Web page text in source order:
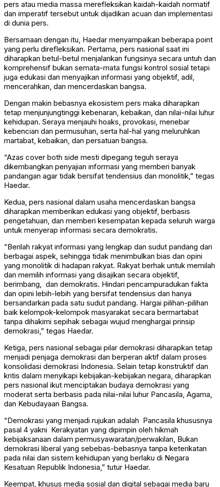
pers atau media massa merefleksikan kaidah-kaidah normatif
dan imperatif tersebut untuk dijadikan acuan dan implementasi
di dunia pers.
Bersamaan dengan itu, Haedar menyampaikan beberapa point
yang perlu direfleksikan. Pertama, pers nasional saat ini
diharapkan betul-betul menjalankan fungsinya secara untuh dan
komprehensif bukan semata-mata fungsi kontrol sosial tetapi
juga edukasi dan menyajikan informasi yang objektif, adil,
mencerahkan, dan mencerdaskan bangsa.
Dengan makin bebasnya ekosistem pers maka diharapkan
tetap menjunjungtinggi kebenaran, kebaikan, dan nilai-nilai luhur
kehidupan. Seraya menjauhi hoaks, provokasi, menebar
kebencian dan permusuhan, serta hal-hal yang meluruhkan
martabat, kebaikan, dan persatuan bangsa.
“Azas cover both side mesti dipegang teguh seraya
dikembangkan penyajian informasi yang memberi banyak
pandangan agar tidak bersifat tendensius dan monolitik,” tegas
Haedar.
Kedua, pers nasional dalam usaha mencerdaskan bangsa
diharapkan memberikan edukasi yang objektif, berbasis
pengetahuan, dan memberi kesempatan kepada seluruh warga
untuk menyerap informasi secara demokratis.
“Berilah rakyat informasi yang lengkap dan sudut pandang dari
berbagai aspek, sehingga tidak menimbulkan bias dan opini
yang monolitik di hadapan rakyat. Rakyat berhak untuk memilah
dan memilih informasi yang disajikan secara objektif,
berimbang, dan demokratis. Hindari pencampuradukan fakta
dan opini lebih-lebih yang bersifat tendensius dan hanya
bersandarkan pada satu sudut pandang. Hargai pilihan-pilihan
baik kelompok-kelompok masyarakat secara bermartabat
tanpa dihakimi sepihak sebagai wujud menghargai prinsip
demokrasi,” tegas Haedar.
Ketiga, pers nasional sebagai pilar demokrasi diharapkan tetap
menjadi penjaga demokrasi dan berperan aktif dalam proses
konsolidasi demokrasi Indonesia. Selain tetap konstruktif dan
kritis dalam menyikapi kebijakan-kebijakan negara, diharapkan
pers nasional ikut menciptakan budaya demokrasi yang
moderat serta berbasis pada nilai-nilai luhur Pancasila, Agama,
dan Kebudayaan Bangsa.
“Demokrasi yang menjadi rujukan adalah Pancasila khususnya
pasal 4 yakni Kerakyatan yang dipimpin oleh hikmah
kebijaksanaan dalam permusyawaratan/perwakilan, Bukan
demokrasi liberal yang sebebas-bebasnya tanpa keterikatan
pada nilai dan sistem kehidupan yang berlaku di Negara
Kesatuan Republik Indonesia,” tutur Haedar.
Keempat, khusus media sosial dan digital sebagai media baru